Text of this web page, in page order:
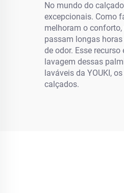
No mundo do
excepcionais. Como
melhoram o
passam longas
de odor. Esse
lavagem dessas
laváveis da YOUKI,
calçados.